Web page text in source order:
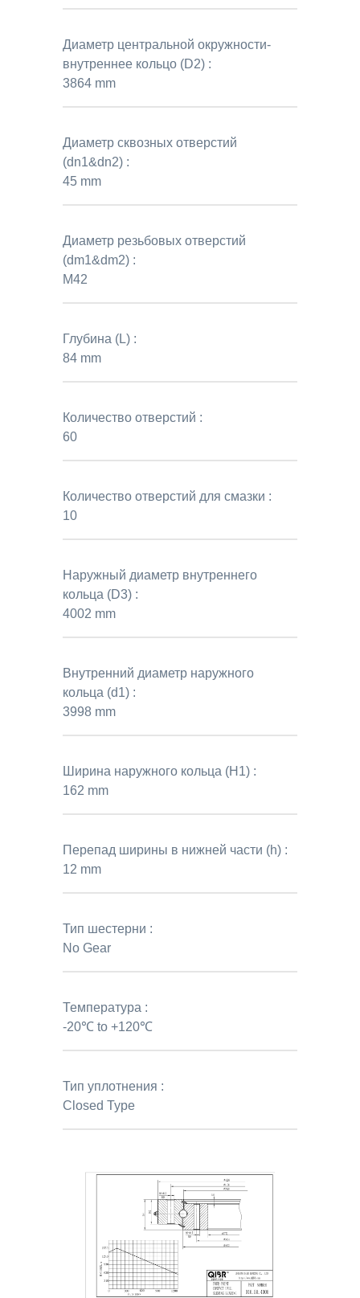
Диаметр центральной окружности-
внутреннее кольцо (D2) :
3864 mm
Диаметр сквозных отверстий
(dn1&dn2) :
45 mm
Диаметр резьбовых отверстий
(dm1&dm2) :
M42
Глубина (L) :
84 mm
Количество отверстий :
60
Количество отверстий для смазки :
10
Наружный диаметр внутреннего
кольца (D3) :
4002 mm
Внутренний диаметр наружного
кольца (d1) :
3998 mm
Ширина наружного кольца (H1) :
162 mm
Перепад ширины в нижней части (h) :
12 mm
Тип шестерни :
No Gear
Температура :
-20℃ to +120℃
Тип уплотнения :
Closed Type